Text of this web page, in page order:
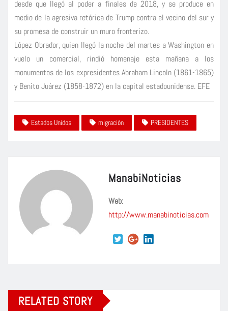
desde que llegó al poder a finales de 2018, y se produce en
medio de la agresiva retórica de Trump contra el vecino del sur y
su promesa de construir un muro fronterizo.
López Obrador, quien llegó la noche del martes a Washington en
vuelo un comercial, rindió homenaje esta mañana a los
monumentos de los expresidentes Abraham Lincoln (1861-1865)
y Benito Juárez (1858-1872) en la capital estadounidense. EFE
Estados Unidos migración PRESIDENTES
ManabiNoticias
Web:
http://www.manabinoticias.com
RELATED STORY